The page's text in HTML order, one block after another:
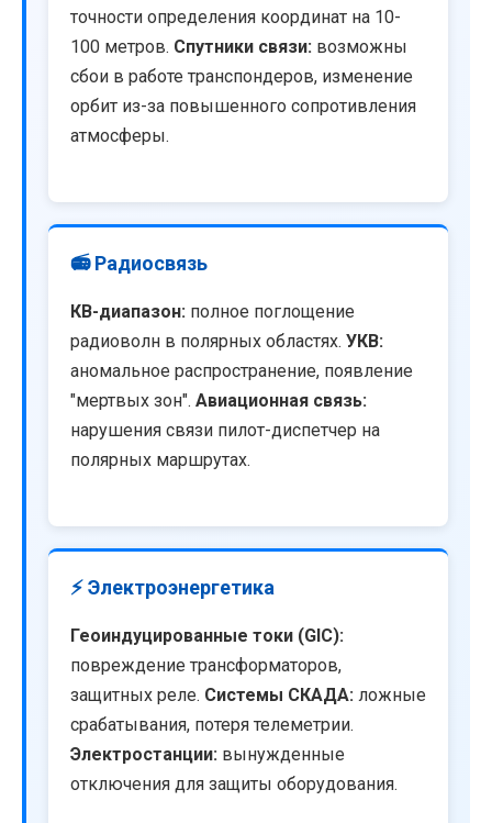
точности определения координат на 10-
100 метров. Спутники связи: возможны
сбои в работе транспондеров, изменение
орбит из-за повышенного сопротивления
атмосферы.
📻 Радиосвязь
КВ-диапазон: полное поглощение
радиоволн в полярных областях. УКВ:
аномальное распространение, появление
"мертвых зон". Авиационная связь:
нарушения связи пилот-диспетчер на
полярных маршрутах.
⚡ Электроэнергетика
Геоиндуцированные токи (GIC):
повреждение трансформаторов,
защитных реле. Системы СКАДА: ложные
срабатывания, потеря телеметрии.
Электростанции: вынужденные
отключения для защиты оборудования.